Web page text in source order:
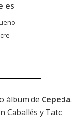
es:
álbum de Cepeda.
Caballés y Tato